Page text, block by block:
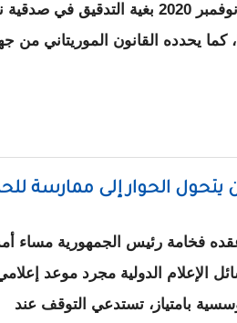
تفتيش روتينية إلى الشركة، في نوفمبر
كما يحدده القانون الموريتاني من
: قطاع التعدين..كيف يدفع
يتحول الحوار إلى
فخامة رئيس الجمهورية مساء
الإعلام الدولية مجرد موعد
بامتياز، تستدعي التوقف عند